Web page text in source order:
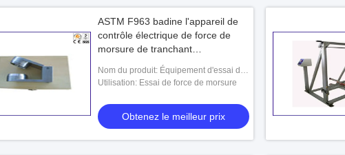
ASTM F963 badine l'appareil de
contrôle électrique de force de
morsure de tranchant
d'équipement d'essai de jouets
Nom du produit: Équipement d'essai de
jouets
Utilisation: Essai de force de morsure
Obtenez le meilleur prix